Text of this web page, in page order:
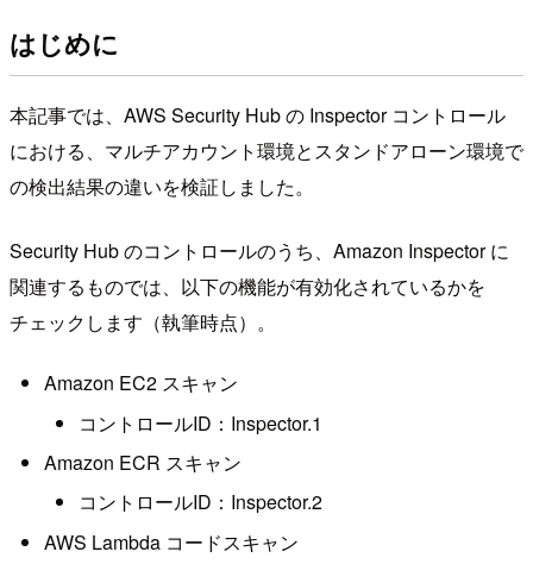
はじめに
本記事では、AWS Security Hub の Inspector コントロール
における、マルチアカウント環境とスタンドアローン環境で
の検出結果の違いを検証しました。
Security Hub のコントロールのうち、Amazon Inspector に
関連するものでは、以下の機能が有効化されているかを
チェックします（執筆時点）。
Amazon EC2 スキャン
コントロールID：Inspector.1
Amazon ECR スキャン
コントロールID：Inspector.2
AWS Lambda コードスキャン